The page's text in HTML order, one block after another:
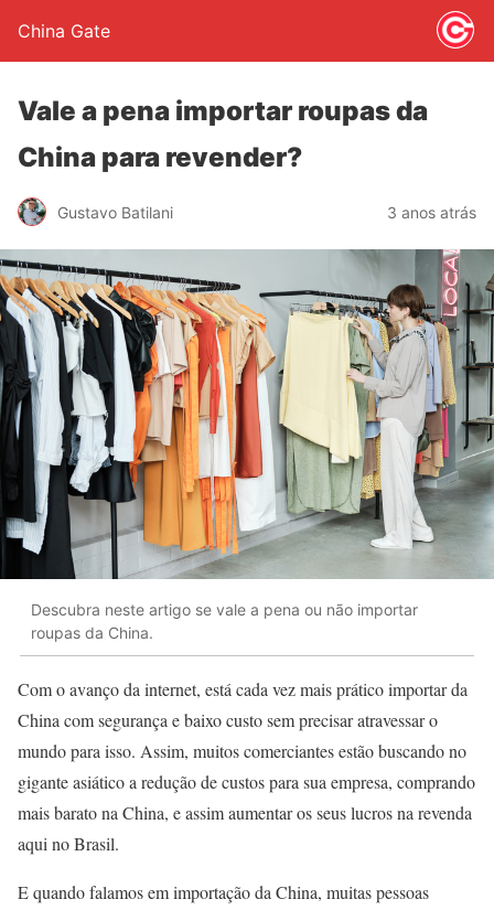
China Gate
Vale a pena importar roupas da
China para revender?
Gustavo Batilani 3 anos atrás
Descubra neste artigo se vale a pena ou não importar
roupas da China.
Com o avanço da internet, está cada vez mais prático importar da
China com segurança e baixo custo sem precisar atravessar o
mundo para isso. Assim, muitos comerciantes estão buscando no
gigante asiático a redução de custos para sua empresa, comprando
mais barato na China, e assim aumentar os seus lucros na revenda
aqui no Brasil.
E quando falamos em importação da China, muitas pessoas